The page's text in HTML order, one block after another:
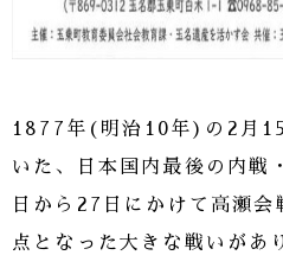
1877年(明治10年)の2月
いた、日本国内最後の内戦
日から27日にかけて高瀬
点となった大きな戦いがあ